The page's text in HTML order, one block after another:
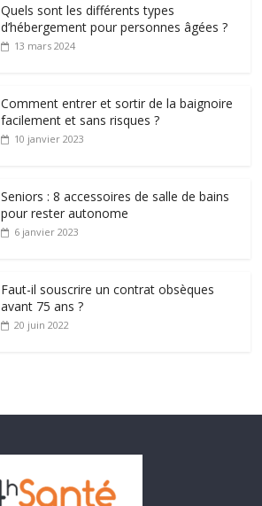
Quels sont les différents types
d’hébergement pour personnes âgées ?
13 mars 2024
Comment entrer et sortir de la baignoire
facilement et sans risques ?
10 janvier 2023
Seniors : 8 accessoires de salle de bains
pour rester autonome
6 janvier 2023
Faut-il souscrire un contrat obsèques
avant 75 ans ?
20 juin 2022